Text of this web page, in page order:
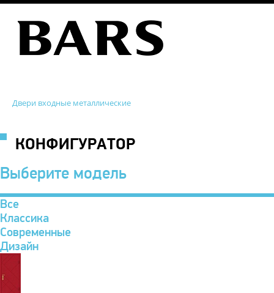
Двери входные металлические
КОНФИГУРАТОР
Выберите модель
Все
Классика
Современные
Дизайн